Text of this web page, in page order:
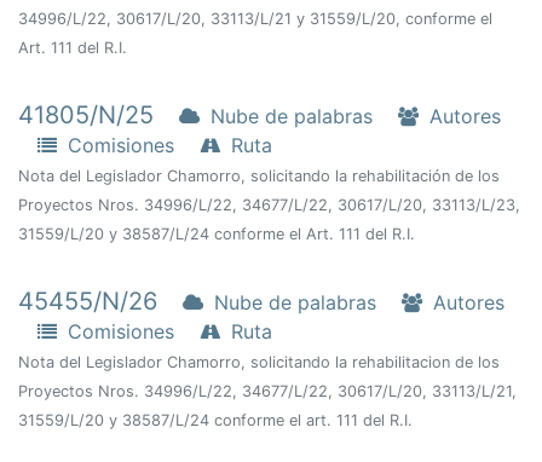
34996/L/22, 30617/L/20, 33113/L/21 y 31559/L/20, conforme el
Art. 111 del R.I.
41805/N/25 Nube de palabras
Autores
Comisiones
Ruta
Nota del Legislador Chamorro, solicitando la rehabilitación de los
Proyectos Nros. 34996/L/22, 34677/L/22, 30617/L/20, 33113/L/23,
31559/L/20 y 38587/L/24 conforme el Art. 111 del R.I.
45455/N/26 Nube de palabras
Autores
Comisiones
Ruta
Nota del Legislador Chamorro, solicitando la rehabilitacion de los
Proyectos Nros. 34996/L/22, 34677/L/22, 30617/L/20, 33113/L/21,
31559/L/20 y 38587/L/24 conforme el art. 111 del R.I.